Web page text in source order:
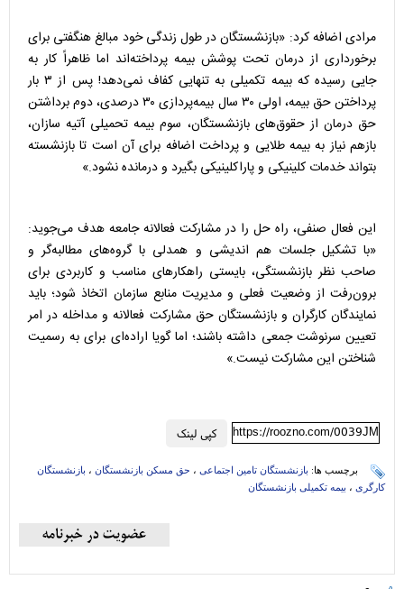
مرادی اضافه کرد: «بازنشستگان در طول زندگی خود مبالغ هنگفتی برای
برخورداری از درمان تحت پوشش بیمه پرداخته‌اند اما ظاهراً کار به
جایی رسیده که بیمه تکمیلی به تنهایی کفاف نمی‌دهد! پس از ۳ بار
پرداختن حق بیمه، اولی ۳۰ سال بیمه‌پردازی ۳۰ درصدی، دوم برداشتن
حق درمان از حقوق‌های بازنشستگان، سوم بیمه تحمیلی آتیه سازان،
بازهم نیاز به بیمه طلایی و پرداخت اضافه برای آن است تا بازنشسته
بتواند خدمات کلینیکی و پاراکلینیکی بگیرد و درمانده نشود.»
این فعال صنفی، راه حل را در مشارکت فعالانه جامعه هدف می‌جوید:
«با تشکیل جلسات هم اندیشی و همدلی با گروه‌های مطالبه‌گر و
صاحب نظر بازنشستگی، بایستی راهکارهای مناسب و کاربردی برای
برون‌رفت از وضعیت فعلی و مدیریت منابع سازمان اتخاذ شود؛ باید
نمایندگان کارگران و بازنشستگان حق مشارکت فعالانه و مداخله در امر
تعیین سرنوشت جمعی داشته باشند؛ اما گویا اراده‌ای برای به رسمیت
شناختن این مشارکت نیست.»
کپی لینک https://roozno.com/0039JM
برچسب ها: بازنشستگان تامین اجتماعی ، حق مسکن بازنشستگان ، بازنشستگان
کارگرى ، بیمه تکمیلی بازنشستگان